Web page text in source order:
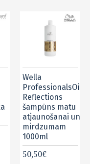
Wella
ProfessionalsOil
Reflections
šampūns matu
atjaunošanai un
mirdzumam
1000ml
50,50€